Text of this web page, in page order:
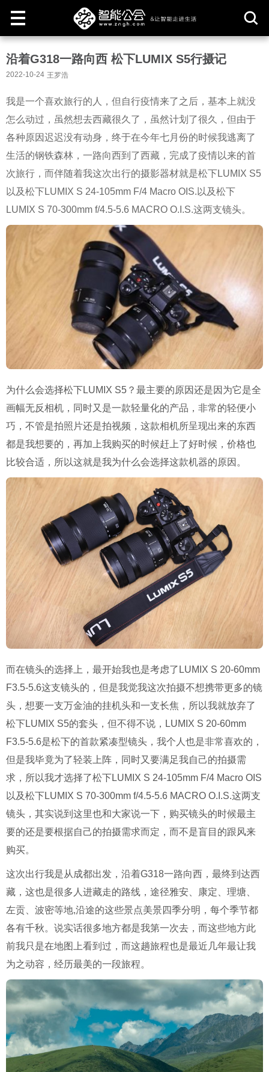
沿着G318一路向西 松下LUMIX S5行摄记
2022-10-24 王罗浩
我是一个喜欢旅行的人，但自行疫情来了之后，基本上就没
怎么动过，虽然想去西藏很久了，虽然计划了很久，但由于
各种原因迟迟没有动身，终于在今年七月份的时候我逃离了
生活的钢铁森林，一路向西到了西藏，完成了疫情以来的首
次旅行，而伴随着我这次出行的摄影器材就是松下LUMIX S5
以及松下LUMIX S 24-105mm F/4 Macro OIS.以及松下
LUMIX S 70-300mm f/4.5-5.6 MACRO O.I.S.这两支镜头。
为什么会选择松下LUMIX S5？最主要的原因还是因为它是全
画幅无反相机，同时又是一款轻量化的产品，非常的轻便小
巧，不管是拍照片还是拍视频，这款相机所呈现出来的东西
都是我想要的，再加上我购买的时候赶上了好时候，价格也
比较合适，所以这就是我为什么会选择这款机器的原因。
而在镜头的选择上，最开始我也是考虑了LUMIX S 20-60mm
F3.5-5.6这支镜头的，但是我觉我这次拍摄不想携带更多的镜
头，想要一支万金油的挂机头和一支长焦，所以我就放弃了
松下LUMIX S5的套头，但不得不说，LUMIX S 20-60mm
F3.5-5.6是松下的首款紧凑型镜头，我个人也是非常喜欢的，
但是我毕竟为了轻装上阵，同时又要满足我自己的拍摄需
求，所以我才选择了松下LUMIX S 24-105mm F/4 Macro OIS
以及松下LUMIX S 70-300mm f/4.5-5.6 MACRO O.I.S.这两支
镜头，其实说到这里也和大家说一下，购买镜头的时候最主
要的还是要根据自己的拍摄需求而定，而不是盲目的跟风来
购买。
这次出行我是从成都出发，沿着G318一路向西，最终到达西
藏，这也是很多人进藏走的路线，途径雅安、康定、理塘、
左贡、波密等地,沿途的这些景点美景四季分明，每个季节都
各有千秋。说实话很多地方都是我第一次去，而这些地方此
前我只是在地图上看到过，而这趟旅程也是最近几年最让我
为之动容，经历最美的一段旅程。